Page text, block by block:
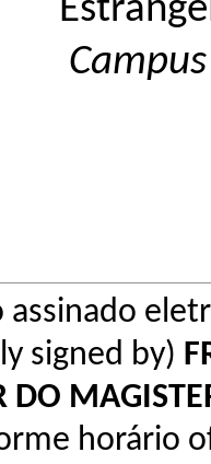
assinado
signed by)
DO
horário